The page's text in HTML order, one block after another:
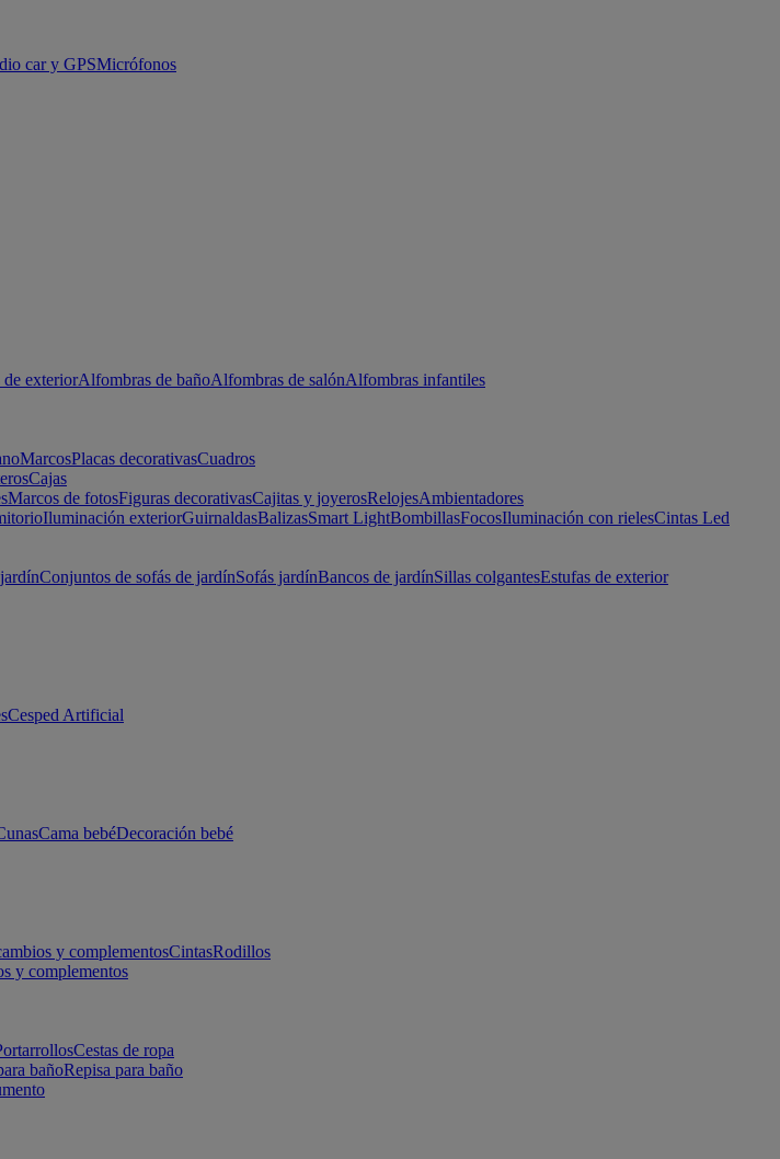
car y GPSMicrófonos
exteriorAlfombras de bañoAlfombras de salónAlfombras infantiles
MarcosPlacas decorativasCuadros
Cajas
Marcos de fotosFiguras decorativasCajitas y joyerosRelojesAmbientadores
Iluminación exteriorGuirnaldasBalizasSmart LightBombillasFocosIluminación con rielesCintas Led
Conjuntos de sofás de jardínSofás jardínBancos de jardínSillas colgantesEstufas de exterior
Cesped Artificial
Cama bebéDecoración bebé
y complementosCintasRodillos
y complementos
Cestas de ropa
bañoRepisa para baño